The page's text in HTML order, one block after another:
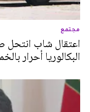
مجتمع
اعتقال شاب انتحل
البكالوريا أحرار